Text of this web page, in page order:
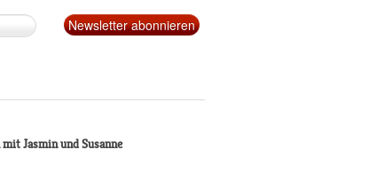
Jasmin und Susanne